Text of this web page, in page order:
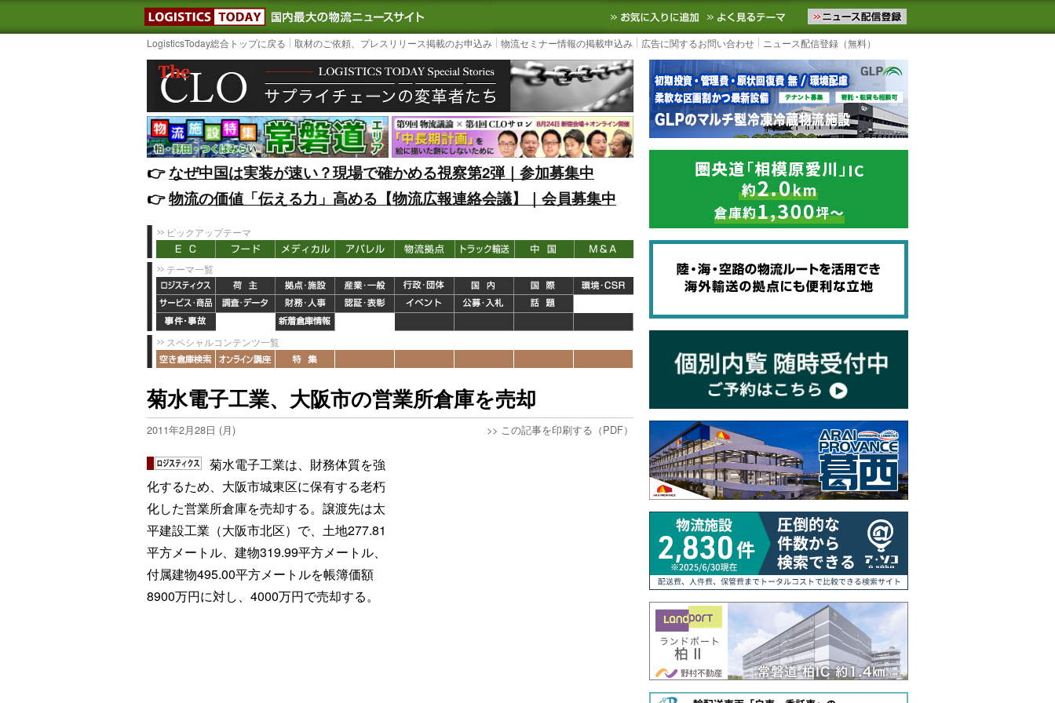
LOGISTICS TODAY｜国内最大の物流ニュースサイト3PL, SCMなど国内外の最新の物流ニュースをお届けします。物流ニュースメール配信を登録す
お気に入りに追加 よく見るテーマ
LogisticsToday総合トップに戻る 取材のご依頼、プレスリリース掲載のお申込み 物流セミナー情報の掲載申込み 広告に関するお問い合わせ ニュース配信登録（無料）
👉️なぜ中国は実装が速い？現場で確かめる視察第2弾｜参加募集中
👉️物流の価値「伝える力」高める【物流広報連絡会議】｜会員募集中
ピックアップテーマ
テーマ一覧
スペシャルコンテンツ一覧
菊水電子工業、大阪市の営業所倉庫を売却
2011年2月28日 (月) >> この記事を印刷する（PDF）
菊水電子工業は、財務体質を強
化するため、大阪市城東区に保有する老朽
化した営業所倉庫を売却する。譲渡先は太
平建設工業（大阪市北区）で、土地277.81
平方メートル、建物319.99平方メートル、
付属建物495.00平方メートルを帳簿価額
8900万円に対し、4000万円で売却する。